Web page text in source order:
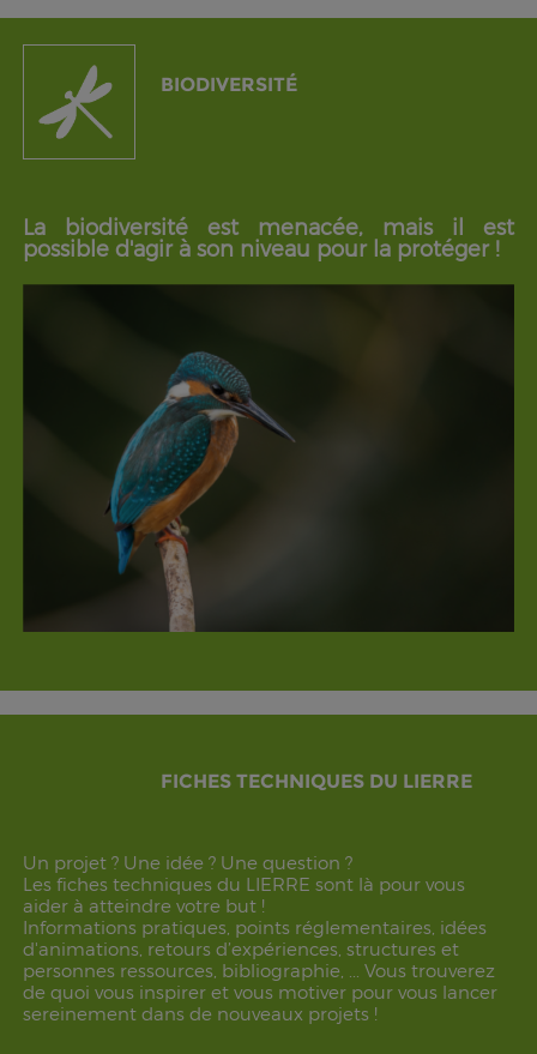
BIODIVERSITÉ
La biodiversité est menacée, mais il est
possible d'agir à son niveau pour la protéger !
FICHES TECHNIQUES DU LIERRE
Un projet ? Une idée ? Une question ?
Les fiches techniques du LIERRE sont là pour vous
aider à atteindre votre but !
Informations pratiques, points réglementaires, idées
d'animations, retours d’expériences, structures et
personnes ressources, bibliographie, ... Vous trouverez
de quoi vous inspirer et vous motiver pour vous lancer
sereinement dans de nouveaux projets !